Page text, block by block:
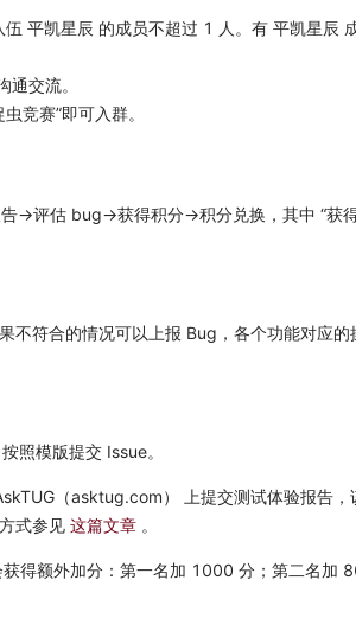
平凯星辰 的成员不超过 1 人。有 平凯星辰
通交流。
竞赛”即可入群。
>评估 bug->获得积分->积分兑换，其中 “获
不符合的情况可以上报 Bug，各个功能对应
照模版提交 Issue。
（asktug.com） 上提交测试体验报告，
式参见 这篇文章。
获得额外加分：第一名加 1000 分；第二名加